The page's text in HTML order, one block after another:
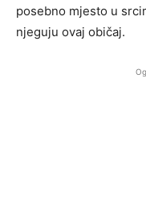
posebno mjesto u
njeguju ovaj običaj.